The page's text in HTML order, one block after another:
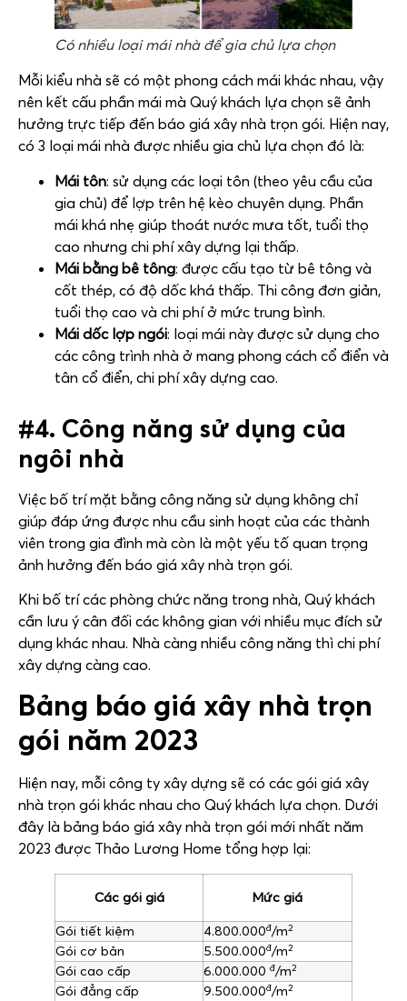
Có nhiều loại mái nhà để gia chủ lựa chọn
Mỗi kiểu nhà sẽ có một phong cách mái khác nhau, vậy
nên kết cấu phần mái mà Quý khách lựa chọn sẽ ảnh
hưởng trực tiếp đến báo giá xây nhà trọn gói. Hiện nay,
có 3 loại mái nhà được nhiều gia chủ lựa chọn đó là:
Mái tôn: sử dụng các loại tôn (theo yêu cầu của
gia chủ) để lợp trên hệ kèo chuyên dụng. Phần
mái khá nhẹ giúp thoát nước mưa tốt, tuổi thọ
cao nhưng chi phí xây dựng lại thấp.
Mái bằng bê tông: được cấu tạo từ bê tông và
cốt thép, có độ dốc khá thấp. Thi công đơn giản,
tuổi thọ cao và chi phí ở mức trung bình.
Mái dốc lợp ngói: loại mái này được sử dụng cho
các công trình nhà ở mang phong cách cổ điển và
tân cổ điển, chi phí xây dựng cao.
#4. Công năng sử dụng của
ngôi nhà
Việc bố trí mặt bằng công năng sử dụng không chỉ
giúp đáp ứng được nhu cầu sinh hoạt của các thành
viên trong gia đình mà còn là một yếu tố quan trọng
ảnh hưởng đến báo giá xây nhà trọn gói.
Khi bố trí các phòng chức năng trong nhà, Quý khách
cần lưu ý cân đối các không gian với nhiều mục đích sử
dụng khác nhau. Nhà càng nhiều công năng thì chi phí
xây dựng càng cao.
Bảng báo giá xây nhà trọn
gói năm 2023
Hiện nay, mỗi công ty xây dựng sẽ có các gói giá xây
nhà trọn gói khác nhau cho Quý khách lựa chọn. Dưới
đây là bảng báo giá xây nhà trọn gói mới nhất năm
2023 được Thảo Lương Home tổng hợp lại:
Các gói giá Mức giá
Gói tiết kiệm 4.800.000đ/m2
Gói cơ bản 5.500.000đ/m2
Gói cao cấp 6.000.000 đ/m2
Gói đẳng cấp 9.500.000đ/m2